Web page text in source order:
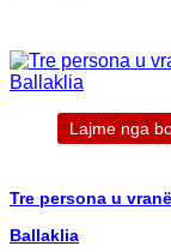
Lajme nga
Tre persona u
Ballaklia